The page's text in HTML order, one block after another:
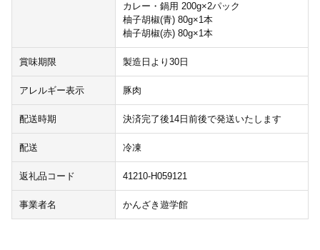
カレー・鍋用 200g×2パック
柚子胡椒(青) 80g×1本
柚子胡椒(赤) 80g×1本
賞味期限 製造日より30日
アレルギー表示 豚肉
配送時期 決済完了後14日前後で発送いたします
配送 冷凍
返礼品コード 41210-H059121
事業者名 かんざき遊学館